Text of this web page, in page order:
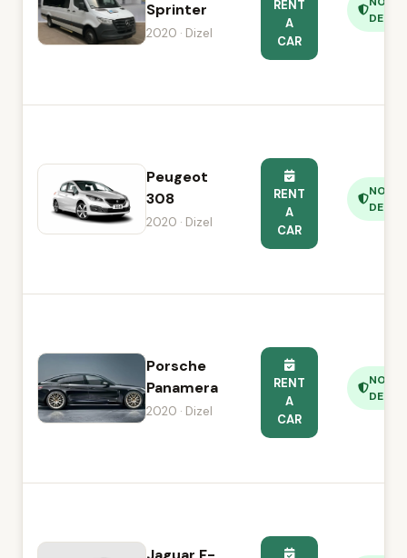
Sprinter
2020 · Dizel
RENT
A
CAR
Peugeot
308
2020 · Dizel
RENT
A
CAR
NO
Porsche
Panamera
2020 · Dizel
RENT
A
CAR
NO